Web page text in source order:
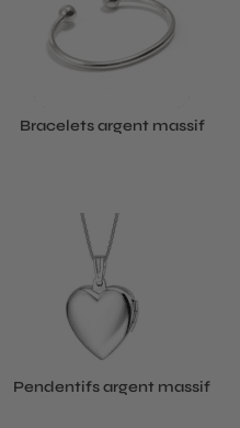
Bracelets argent massif
Pendentifs argent massif